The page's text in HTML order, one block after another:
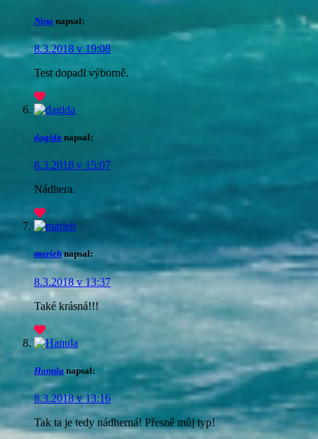
Nina napsal:
8.3.2018 v 19:08
Test dopadl výborně.
dagida napsal:
8.3.2018 v 15:07
Nádhera.
marieh napsal:
8.3.2018 v 13:37
Také krásná!!!
Hanula napsal:
8.3.2018 v 13:16
Tak ta je tedy nádherná! Přesně můj typ!